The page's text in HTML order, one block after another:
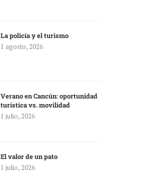
La policía y el turismo
1 agosto, 2026
Verano en Cancún: oportunidad
turística vs. movilidad
1 julio, 2026
El valor de un pato
1 julio, 2026